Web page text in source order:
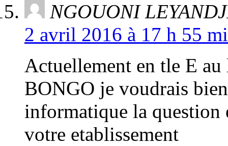
NGOUONI
2 avril 2016 à 17 h 55
Actuellement en tle E
BONGO je voudrais
informatique la question
votre etablissement